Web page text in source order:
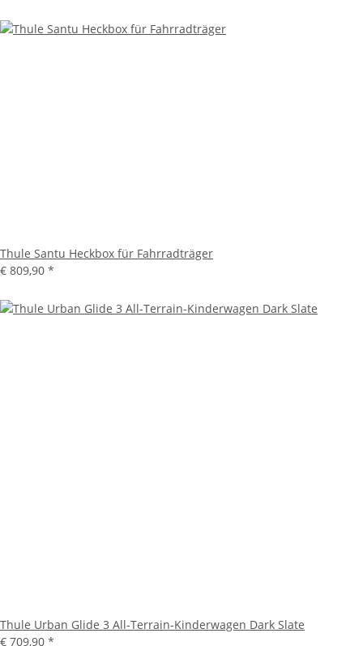
Thule Santu Heckbox für Fahrradträger
€ 809,90 *
Thule Urban Glide 3 All-Terrain-Kinderwagen Dark Slate
€ 709,90 *